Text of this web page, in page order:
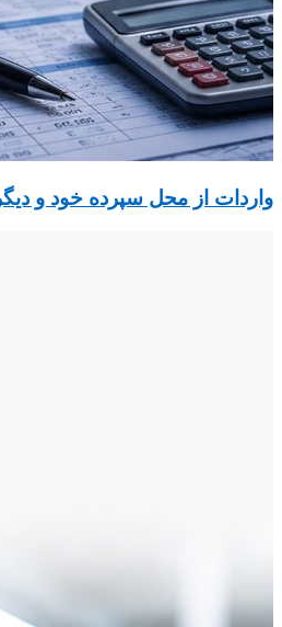
واردات از محل سپرده خود و